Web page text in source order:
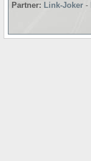
Partner: Link-Joker -